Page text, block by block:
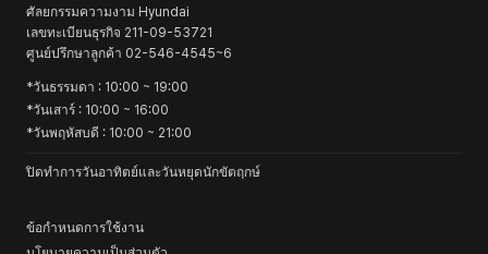
ศัลยกรรมความงาม Hyundai
เลขทะเบียนธุรกิจ 211-09-53721
ศูนย์ปรึกษาลูกค้า 02-546-4545~6
*วันธรรมดา : 10:00 ~ 19:00
*วันเสาร์ : 10:00 ~ 16:00
*วันพฤหัสบดี : 10:00 ~ 21:00
ปิดทำการวันอาทิตย์และวันหยุดนักขัตฤกษ์
ข้อกำหนดการใช้งาน